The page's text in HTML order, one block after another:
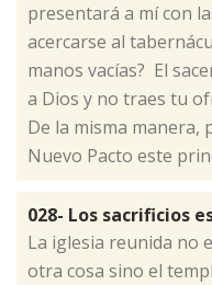
presentará a mí con
acercarse al
manos vacías? El
a Dios y no traes tu
De la misma manera,
Nuevo Pacto este
028- Los sacrificios
​La iglesia reunida no
otra cosa sino el